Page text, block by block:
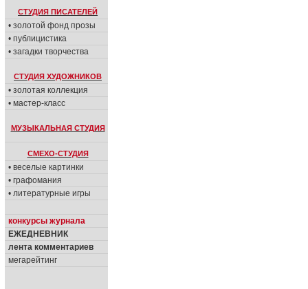
СТУДИЯ ПИСАТЕЛЕЙ
• золотой фонд прозы
• публицистика
• загадки творчества
СТУДИЯ ХУДОЖНИКОВ
• золотая коллекция
• мастер-класс
МУЗЫКАЛЬНАЯ СТУДИЯ
СМЕХО-СТУДИЯ
• веселые картинки
• графомания
• литературные игры
конкурсы журнала
ЕЖЕДНЕВНИК
лента комментариев
мегарейтинг